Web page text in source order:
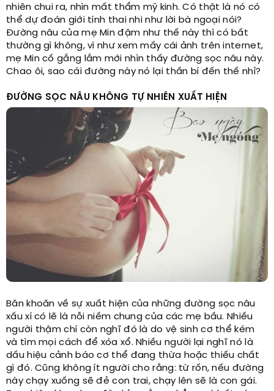
nhiên chui ra, nhìn mất thẩm mỹ kinh. Có thật là nó có
thể dự đoán giới tính thai nhi như lời bà ngoại nói?
Đường nâu của mẹ Min đậm như thế này thì có bất
thường gì không, vì như xem mấy cái ảnh trên internet,
mẹ Min cố gắng lắm mới nhìn thấy đường sọc nâu này.
Chao ôi, sao cái đường này nó lại thần bí đến thế nhỉ?
ĐƯỜNG SỌC NÂU KHÔNG TỰ NHIÊN XUẤT HIỆN
Băn khoăn về sự xuất hiện của những đường sọc nâu
xấu xí có lẽ là nỗi niềm chung của các mẹ bầu. Nhiều
người thậm chí còn nghĩ đó là do vệ sinh cơ thể kém
và tìm mọi cách để xóa xổ. Nhiều người lại nghĩ nó là
dấu hiệu cảnh báo cơ thể đang thừa hoặc thiếu chất
gì đó. Cũng không ít người cho rằng: từ rốn, nếu đường
này chạy xuống sẽ đẻ con trai, chạy lên sẽ là con gái.